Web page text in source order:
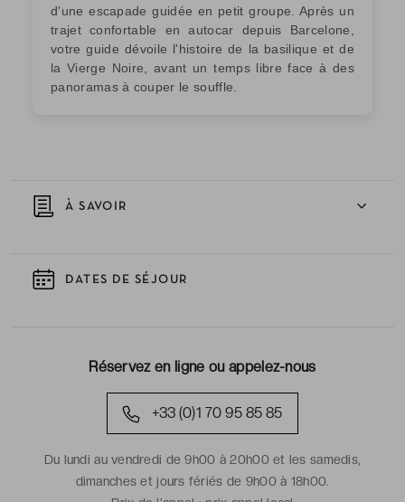
À SAVOIR
DATES DE SÉJOUR
Réservez en ligne ou appelez-nous
+33 (0)1 70 95 85 85
Du lundi au vendredi de 9h00 à 20h00 et les samedis,
dimanches et jours fériés de 9h00 à 18h00.
d'une escapade guidée en petit groupe. Après un
trajet confortable en autocar depuis Barcelone,
votre guide dévoile l'histoire de la basilique et de
la Vierge Noire, avant un temps libre face à des
panoramas à couper le souffle.